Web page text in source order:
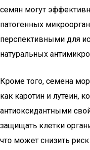
семян могут
патогенных
перспективными для
натуральных
Кроме того, семена
как каротин и лутеин,
антиоксидантными
защищать клетки
что может снизить